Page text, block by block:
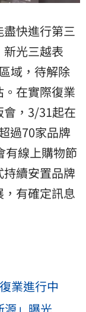
快進行第三
光三越表
域，待解除
在實際復業
會，3/31起在
過70家品牌
有線上購物節
續安置品牌
有確定訊息
業進行中